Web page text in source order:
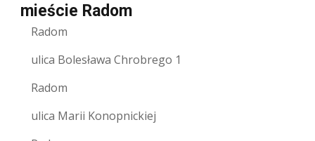
mieście Radom
Radom
ulica Bolesława Chrobrego 1
Radom
ulica Marii Konopnickiej